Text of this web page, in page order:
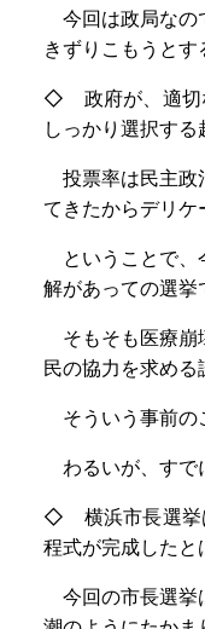
今回は政局なの
きずりこもうとす
◇ 政府が、適切
しっかり選択す
投票率は民主政
てきたからデリケ
ということで、
解があっての選挙
そもそも医療崩
民の協力を求める
そういう事前の
わるいが、すで
◇ 横浜市長選挙
程式が完成したと
今回の市長選挙